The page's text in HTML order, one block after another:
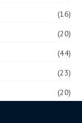
(16)
(20)
(44)
(23)
(20)